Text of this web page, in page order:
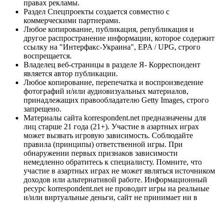
правах рекламы.
Раздел Спецпроекты создается совместно с
коммерческими партнерами.
Любое копирование, публикация, републикация и
другое распространение информации, которое содержит
ссылку на "Интерфакс-Украина", EPA / UPG, строго
воспрещается.
Владелец веб-страницы в разделе Я- Корреспондент
является автор публикации.
Любое копирование, перепечатка и воспроизведение
фотографий и/или аудиовизуальных материалов,
принадлежащих правообладателю Getty Images, строго
запрещено.
Материалы сайта korrespondent.net предназначены для
лиц старше 21 года (21+). Участие в азартных играх
может вызвать игровую зависимость. Соблюдайте
правила (принципы) ответственной игры. При
обнаружении первых признаков зависимости
немедленно обратитесь к специалисту. Помните, что
участие в азартных играх не может являться источником
доходов или альтернативой работе. Информационный
ресурс korrespondent.net не проводит игры на реальные
и/или виртуальные деньги, сайт не принимает ни в